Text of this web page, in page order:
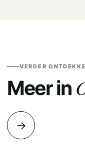
VERDER
Meer in
→